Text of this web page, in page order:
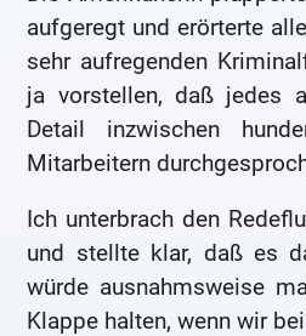
aufgeregt und erörterte
sehr aufregenden
ja vorstellen, daß jedes
Detail inzwischen
Mitarbeitern
Ich unterbrach den
und stellte klar, daß es
würde ausnahmsweise
Klappe halten, wenn wir